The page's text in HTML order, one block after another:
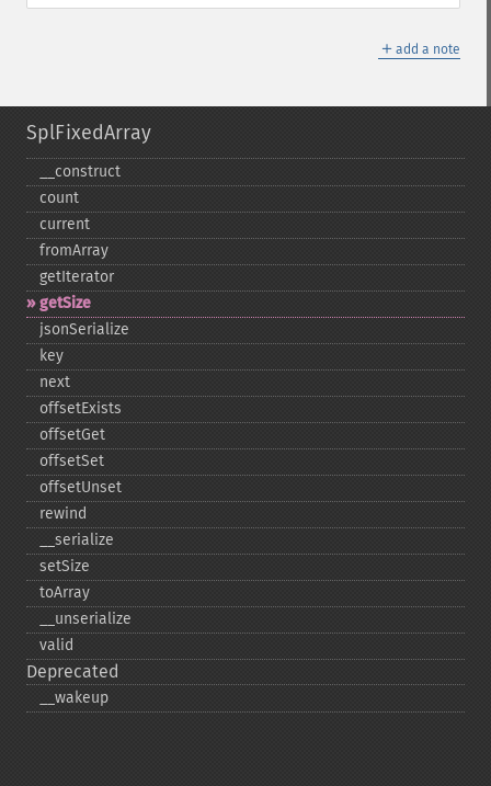
＋ add a note
SplFixedArray
_​_​construct
count
current
fromArray
getIterator
getSize
jsonSerialize
key
next
offsetExists
offsetGet
offsetSet
offsetUnset
rewind
_​_​serialize
setSize
toArray
_​_​unserialize
valid
Deprecated
_​_​wakeup